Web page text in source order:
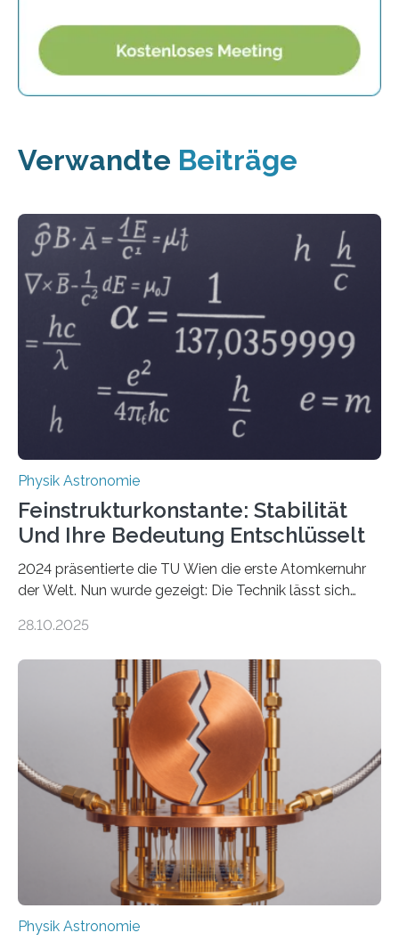
Verwandte Beiträge
Physik Astronomie
Feinstrukturkonstante: Stabilität
Und Ihre Bedeutung Entschlüsselt
2024 präsentierte die TU Wien die erste Atomkernuhr
der Welt. Nun wurde gezeigt: Die Technik lässt sich
fundamentalen Physik nachzugehen. Thorium-
Messungen verwenden. Das hatte man jahrzehntelang
vermutet, weltweit war nach den passenden
Atomkern-Zuständen gesucht worden, 2024 gelang
einem Team der TU Wien mit Unterstützung
internationaler Partner der entscheidende Durchbruch:
Der lange diskutierte Thorium-Kernübergang wurde
gefunden. Kurz darauf konnte man zeigen, dass sich
Thorium tatsächlich nutzen lässt, um hochpräzise…
28.10.2025
Physik Astronomie